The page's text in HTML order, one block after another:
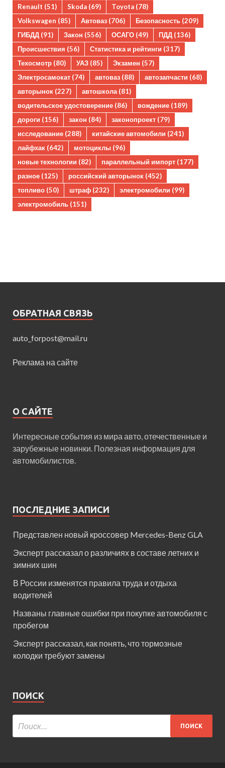
Renault (51) Skoda (69) Toyota (78)
Volkswagen (85) Автоваз (706) Безопасность (209)
ГИБДД (91) Закон (556) ОСАГО (49) ПДД (136)
Происшествия (56) Статистика и рейтинги (317)
Техосмотр (80) УАЗ (85) Экзамен (57)
Электросамокат (74) автоваз (88) автозапчасти (68)
авторынок (227) автошкола(81)
водительское удостоверение (86) вождение (189)
дороги (156) закон (84) законопроект (79)
исследование (288) китайские автомобили (241)
лайфхак (642) мотоциклы (96)
новые технологии (82) параллельный импорт (177)
разное (125) российский авторынок (452)
топливо (50) штраф (232) электромобили (99)
электромобиль (151)
ОБРАТНАЯ СВЯЗЬ
auto_forpost@mail.ru
Реклама на сайте
О САЙТЕ
Интересные события из мира авто, отечественные и
зарубежные новинки. Полезная информация для
автомобилистов.
ПОСЛЕДНИЕ ЗАПИСИ
Представлен новый кроссовер Mercedes-Benz GLA
Эксперт рассказал о различиях в составе летних и
зимних шин
В России изменятся правила труда и отдыха
водителей
Названы главные ошибки при покупке автомобиля с
пробегом
Эксперт рассказал, как понять, что тормозные
колодки требуют замены
ПОИСК